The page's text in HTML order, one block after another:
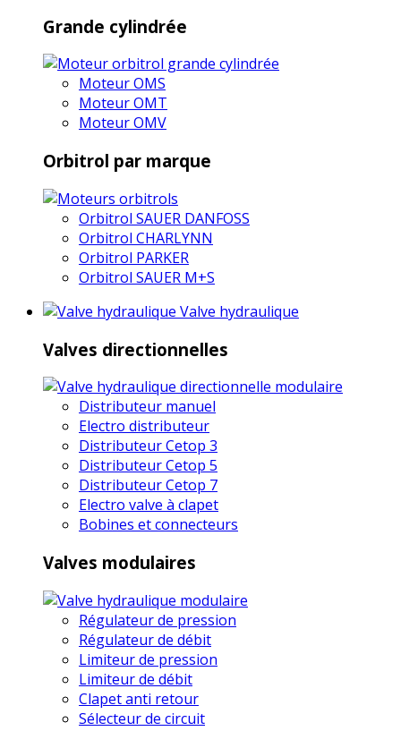
Grande cylindrée
Moteur OMS
Moteur OMT
Moteur OMV
Orbitrol par marque
Orbitrol SAUER DANFOSS
Orbitrol CHARLYNN
Orbitrol PARKER
Orbitrol SAUER M+S
Valve hydraulique
Valves directionnelles
Distributeur manuel
Electro distributeur
Distributeur Cetop 3
Distributeur Cetop 5
Distributeur Cetop 7
Electro valve à clapet
Bobines et connecteurs
Valves modulaires
Régulateur de pression
Régulateur de débit
Limiteur de pression
Limiteur de débit
Clapet anti retour
Sélecteur de circuit